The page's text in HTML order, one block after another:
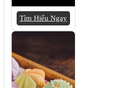
Tìm Hiểu Ngay